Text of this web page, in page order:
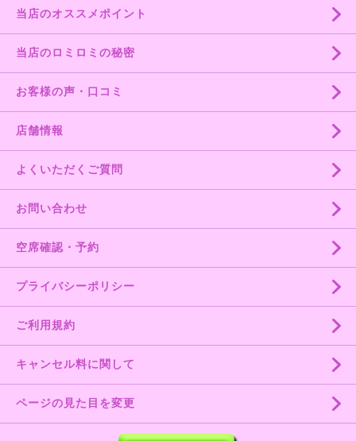
当店のオススメポイント
当店のロミロミの秘密
お客様の声・口コミ
店舗情報
よくいただくご質問
お問い合わせ
空席確認・予約
プライバシーポリシー
ご利用規約
キャンセル料に関して
ページの見た目を変更